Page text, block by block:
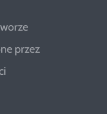
przez